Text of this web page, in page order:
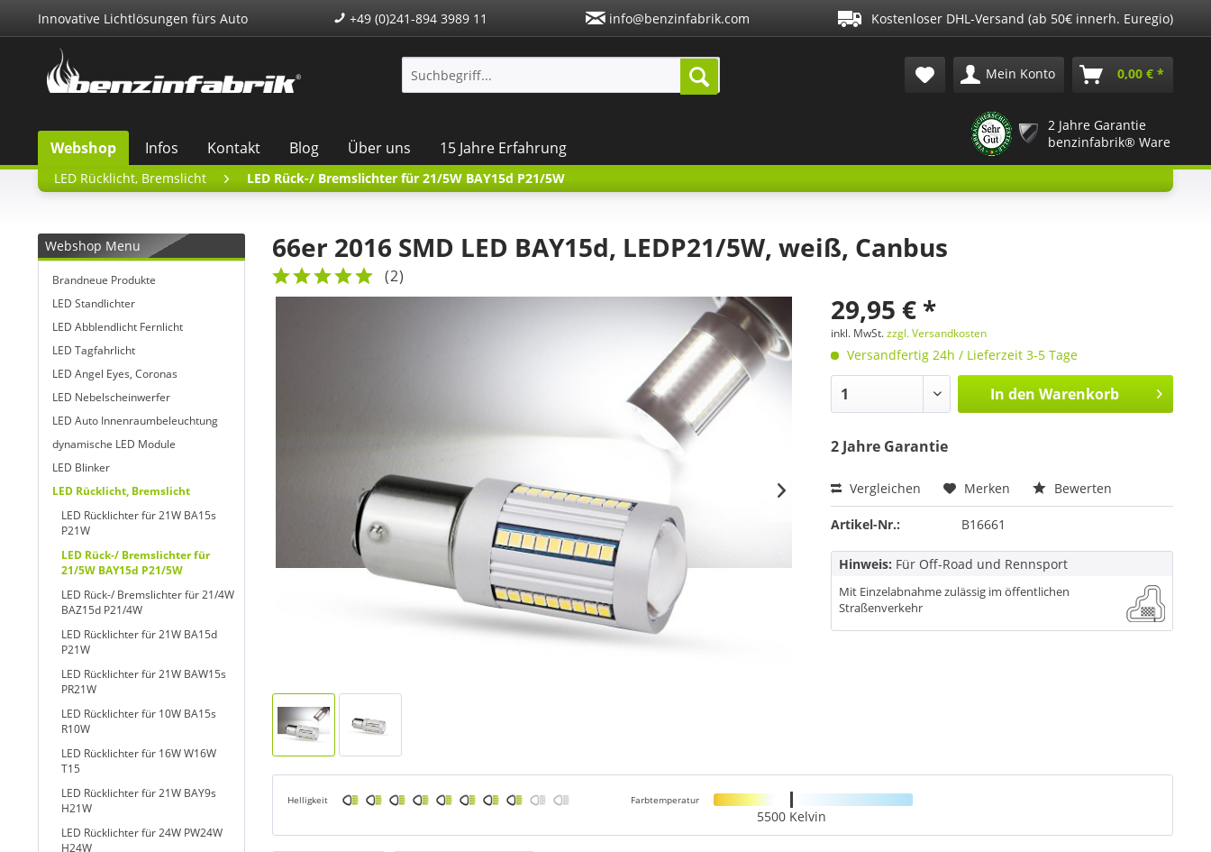
Innovative Lichtlösungen fürs Auto +49 (0)241-894 3989 11 info@benzinfabrik.com Kostenloser DHL-Versand (ab 50€ innerh. Euregio)
Mein Konto 0,00 € *
Webshop Infos Kontakt Blog Über uns 15 Jahre Erfahrung
2 Jahre Garantie
benzinfabrik® Ware
LED Rücklicht, Bremslicht LED Rück-/ Bremslichter für 21/5W BAY15d P21/5W
Webshop Menu
Brandneue Produkte
LED Standlichter
LED Abblendlicht Fernlicht
LED Tagfahrlicht
LED Angel Eyes, Coronas
LED Nebelscheinwerfer
LED Auto Innenraumbeleuchtung
dynamische LED Module
LED Blinker
LED Rücklicht, Bremslicht
LED Rücklichter für 21W BA15s
P21W
LED Rück-/ Bremslichter für
21/5W BAY15d P21/5W
LED Rück-/ Bremslichter für 21/4W
BAZ15d P21/4W
LED Rücklichter für 21W BA15d
P21W
LED Rücklichter für 21W BAW15s
PR21W
LED Rücklichter für 10W BA15s
R10W
LED Rücklichter für 16W W16W
T15
LED Rücklichter für 21W BAY9s
H21W
LED Rücklichter für 24W PW24W
H24W
66er 2016 SMD LED BAY15d, LEDP21/5W, weiß, Canbus
(2)
29,95 € *
inkl. MwSt.zzgl. Versandkosten
Versandfertig 24h / Lieferzeit 3-5 Tage
In den Warenkorb
2 Jahre Garantie
Vergleichen Merken Bewerten
Artikel-Nr.: B16661
Hinweis: Für Off-Road und Rennsport
Mit Einzelabnahme zulässig im öffentlichen
Straßenverkehr
Helligkeit Farbtemperatur
5500 Kelvin